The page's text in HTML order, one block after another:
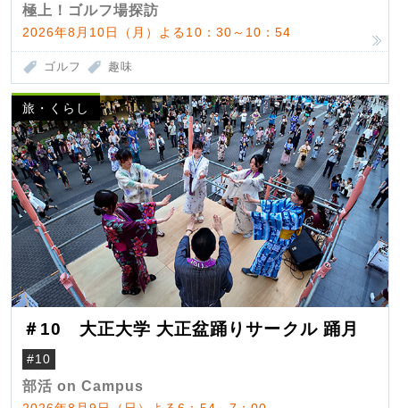
極上！ゴルフ場探訪
2026年8月10日（月）よる10：30～10：54
ゴルフ 趣味
旅・くらし
＃10 大正大学 大正盆踊りサークル 踊月
#10
部活 on Campus